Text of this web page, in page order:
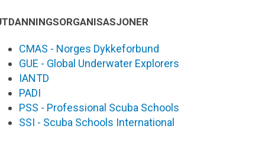
CMAS - Norges Dykkeforbund
GUE - Global Underwater Explorers
IANTD
PADI
PSS - Professional Scuba Schools
SSI - Scuba Schools International